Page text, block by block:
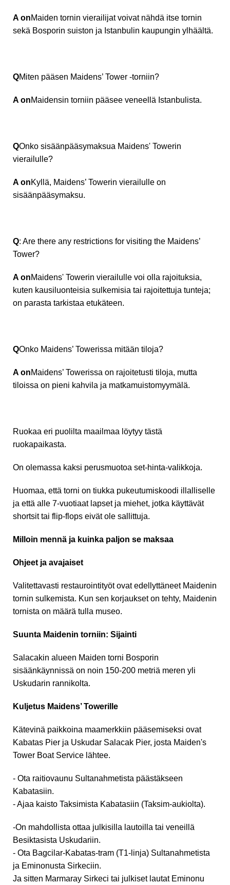
A onMaiden tornin vierailijat voivat nähdä itse tornin
sekä Bosporin suiston ja Istanbulin kaupungin ylhäältä.
QMiten pääsen Maidens’ Tower -torniin?
A onMaidensin torniin pääsee veneellä Istanbulista.
QOnko sisäänpääsymaksua Maidens' Towerin
vierailulle?
A onKyllä, Maidens’ Towerin vierailulle on
sisäänpääsymaksu.
Q: Are there any restrictions for visiting the Maidens’
Tower?
A onMaidens' Towerin vierailulle voi olla rajoituksia,
kuten kausiluonteisia sulkemisia tai rajoitettuja tunteja;
on parasta tarkistaa etukäteen.
QOnko Maidens’ Towerissa mitään tiloja?
A onMaidens’ Towerissa on rajoitetusti tiloja, mutta
tiloissa on pieni kahvila ja matkamuistomyymälä.
Ruokaa eri puolilta maailmaa löytyy tästä
ruokapaikasta.
On olemassa kaksi perusmuotoa set-hinta-valikkoja.
Huomaa, että torni on tiukka pukeutumiskoodi illalliselle
ja että alle 7-vuotiaat lapset ja miehet, jotka käyttävät
shortsit tai flip-flops eivät ole sallittuja.
Milloin mennä ja kuinka paljon se maksaa
Ohjeet ja avajaiset
Valitettavasti restaurointityöt ovat edellyttäneet Maidenin
tornin sulkemista. Kun sen korjaukset on tehty, Maidenin
tornista on määrä tulla museo.
Suunta Maidenin torniin: Sijainti
Salacakin alueen Maiden torni Bosporin
sisäänkäynnissä on noin 150-200 metriä meren yli
Uskudarin rannikolta.
Kuljetus Maidens’ Towerille
Kätevinä paikkoina maamerkkiin pääsemiseksi ovat
Kabatas Pier ja Uskudar Salacak Pier, josta Maiden's
Tower Boat Service lähtee.
- Ota raitiovaunu Sultanahmetista päästäkseen
Kabatasiin.
- Ajaa kaisto Taksimista Kabatasiin (Taksim-aukiolta).
-On mahdollista ottaa julkisilla lautoilla tai veneillä
Besiktasista Uskudariin.
- Ota Bagcilar-Kabatas-tram (T1-linja) Sultanahmetista
ja Eminonusta Sirkeciin.
Ja sitten Marmaray Sirkeci tai julkiset lautat Eminonu